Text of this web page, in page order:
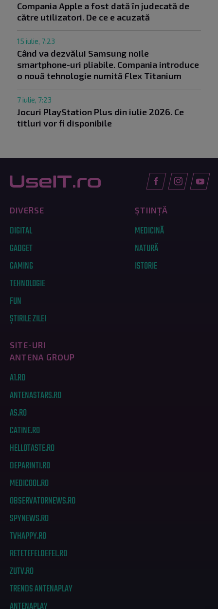
Compania Apple a fost dată în judecată de
către utilizatori. De ce e acuzată
15 iulie, 7:23
Când va dezvălui Samsung noile
smartphone-uri pliabile. Compania introduce
o nouă tehnologie numită Flex Titanium
7 iulie, 7:23
Jocuri PlayStation Plus din iulie 2026. Ce
titluri vor fi disponibile
DIVERSE
DIGITAL
GADGET
GAMING
TEHNOLOGIE
FUN
ȘTIRILE ZILEI
ȘTIINȚĂ
MEDICINĂ
NATURĂ
ISTORIE
SITE-URI
ANTENA GROUP
A1.RO
ANTENASTARS.RO
AS.RO
CATINE.RO
HELLOTASTE.RO
DEPARINTI.RO
MEDICOOL.RO
OBSERVATORNEWS.RO
SPYNEWS.RO
TVHAPPY.RO
RETETEFELDEFEL.RO
ZUTV.RO
TRENDS ANTENAPLAY